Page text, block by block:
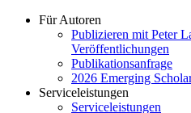
Für Autoren
Publizieren mit Peter
Veröffentlichungen
Publikationsanfrage
2026 Emerging
Serviceleistungen
Serviceleistungen